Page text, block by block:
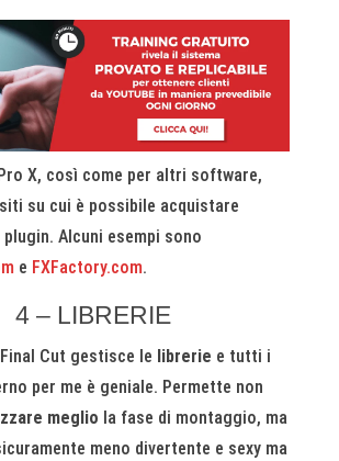
X, così come per altri software,
su cui è possibile acquistare
Alcuni esempi sono
e FXFactory.com.
4 – LIBRERIE
Cut gestisce le librerie e tutti i
per me è geniale. Permette non
meglio la fase di montaggio, ma
meno divertente e sexy ma